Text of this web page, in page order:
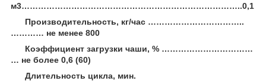
м3……………………………………………………………………..0,1
Производительность, кг/час ……………………………..
………… не менее 800
Коэффициент загрузки чаши, % ……………………………
… не более 0,6 (60)
Длительность цикла, мин.